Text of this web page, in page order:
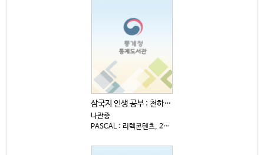
삼국지 인생 공부 : 천하를 움직인 심리 전략
나관중
PASCAL : 리텍콘텐츠, 2025